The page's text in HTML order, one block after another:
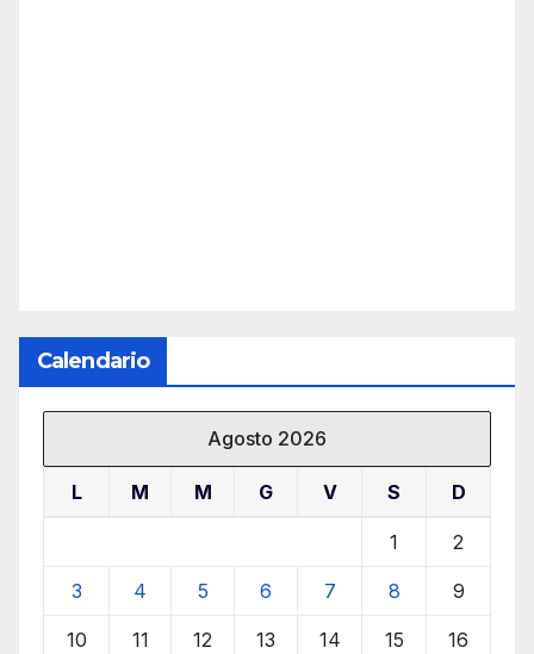
Calendario
Agosto 2026
L M M G V S D
1 2
3 4 5 6 7 8 9
10 11 12 13 14 15 16